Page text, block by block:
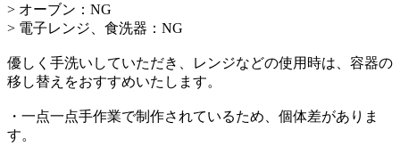
> オーブン：NG
> 電子レンジ、食洗器：NG
優しく手洗いしていただき、レンジなどの使用時は、容器の
移し替えをおすすめいたします。
・一点一点手作業で制作されているため、個体差がありま
す。